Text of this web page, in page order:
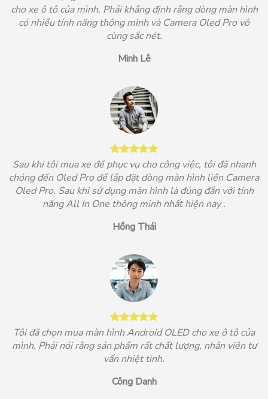
cho xe ô tô của mình. Phải khẳng định rằng dòng màn hình
có nhiều tính năng thông minh và Camera Oled Pro vô
cùng sắc nét.
Minh Lê
Sau khi tôi mua xe để phục vụ cho công việc, tôi đã nhanh
chóng đến Oled Pro để lắp đặt dòng màn hình liền Camera
Oled Pro. Sau khi sử dụng màn hình là đúng đắn với tính
năng All In One thông minh nhất hiện nay .
Hồng Thái
Tôi đã chọn mua màn hình Android OLED cho xe ô tô của
mình. Phải nói rằng sản phẩm rất chất lượng, nhân viên tư
vấn nhiệt tình.
Công Danh